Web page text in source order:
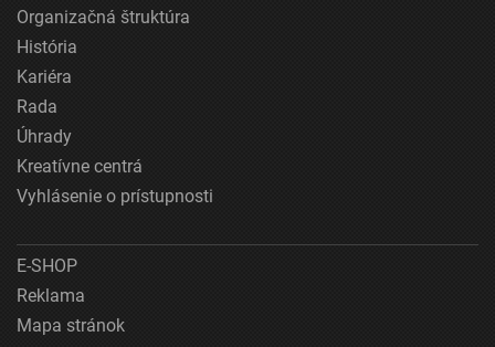
Organizačná štruktúra
História
Kariéra
Rada
Úhrady
Kreatívne centrá
Vyhlásenie o prístupnosti
E-SHOP
Reklama
Mapa stránok